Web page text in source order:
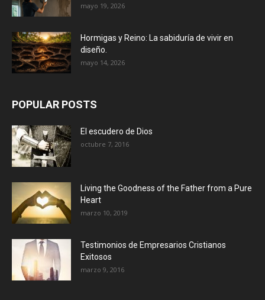
mayo 19, 2026
Hormigas y Reino: La sabiduría de vivir en
diseño.
mayo 14, 2026
POPULAR POSTS
El escudero de Dios
octubre 7, 2016
Living the Goodness of the Father from a Pure
Heart
marzo 10, 2019
Testimonios de Empresarios Cristianos
Exitosos
marzo 9, 2016